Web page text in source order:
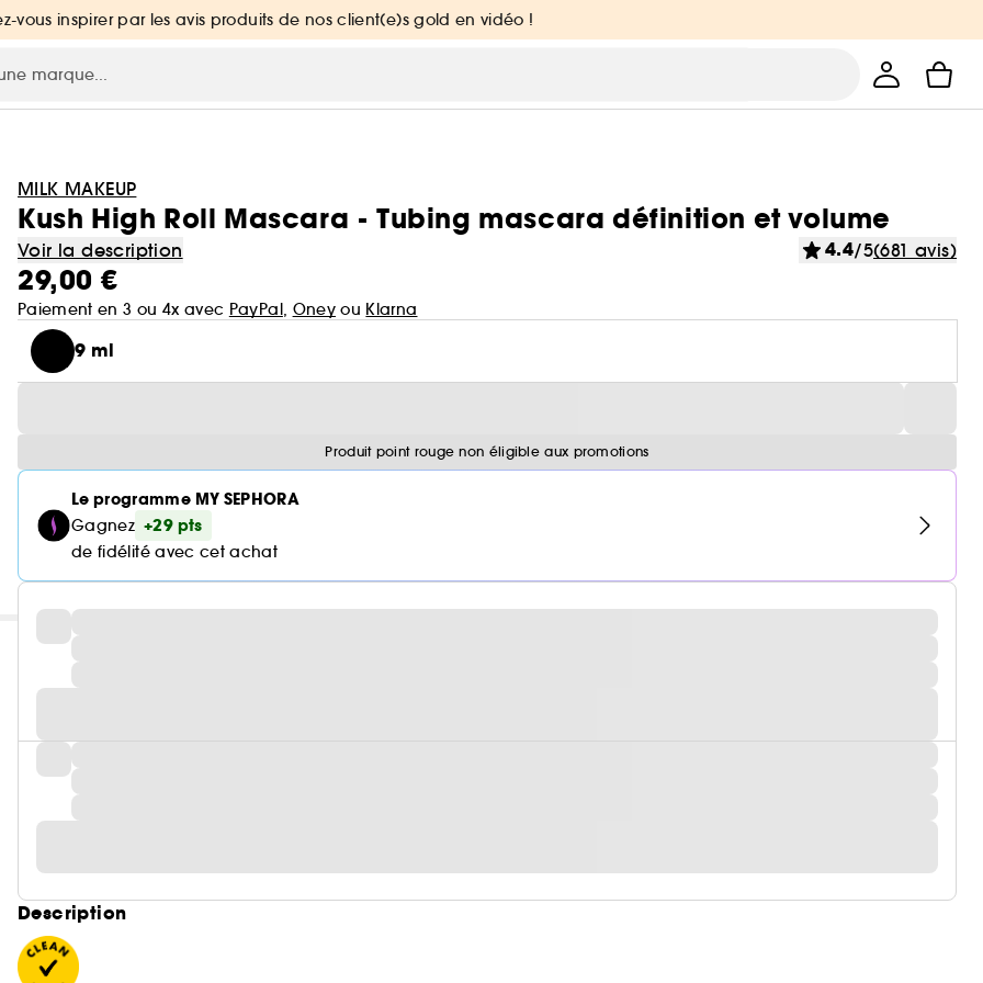
vous inspirer par les avis produits de nos client(e)s gold en vidéo !
MILK MAKEUP
Kush High Roll Mascara - Tubing mascara définition et volume
Voir la description 4.4/5(681 avis)
29,00 €
Paiement en 3 ou 4x avec PayPal, Oneyou Klarna
9 ml
Produit point rouge non éligible aux promotions
Le programme MY SEPHORA
Gagnez +29 pts
de fidélité avec cet achat
Description